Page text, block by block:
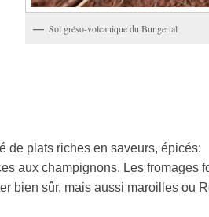
Sol gréso-volcanique du Bungertal
de plats riches en saveurs, épicés:
aux champignons. Les fromages
bien sûr, mais aussi maroilles ou